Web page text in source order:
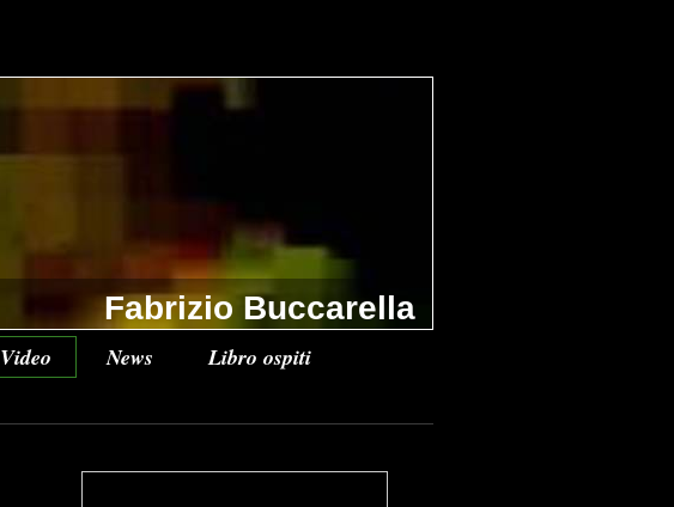
Fabrizio Buccarella
Video News
Libro ospiti